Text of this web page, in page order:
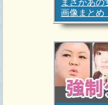
画像まとめ